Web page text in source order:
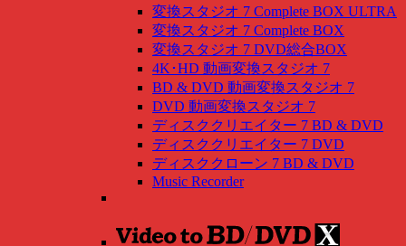
変換スタジオ 7 Complete BOX ULTRA
変換スタジオ 7 Complete BOX
変換スタジオ 7 DVD総合BOX
4K･HD 動画変換スタジオ 7
BD & DVD 動画変換スタジオ 7
DVD 動画変換スタジオ 7
ディスククリエイター 7 BD & DVD
ディスククリエイター 7 DVD
ディスククローン 7 BD & DVD
Music Recorder